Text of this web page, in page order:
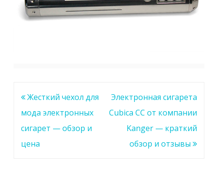
Навигация
по
записям
Жесткий чехол для
мода электронных
сигарет — обзор и
цена
Электронная сигарета
Cubica CC от компании
Kanger — краткий
обзор и отзывы